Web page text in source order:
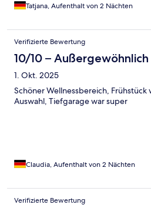
Tatjana, Aufenthalt von 2 Nächten
Verifizierte Bewertung
10/10 – Außergewöhnlich
1. Okt. 2025
Schöner Wellnessbereich, Frühstück
Auswahl, Tiefgarage war super
Claudia, Aufenthalt von 2 Nächten
Verifizierte Bewertung